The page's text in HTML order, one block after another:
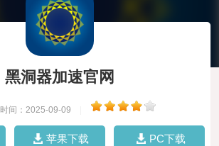
黑洞器加速官网
时间：2025-09-09
苹果下载 PC下载